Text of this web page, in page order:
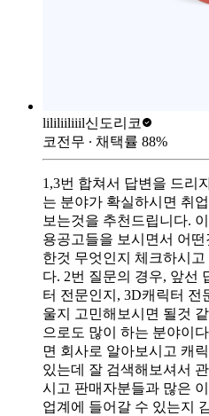
lililiiliiil신도리코
코전무 ∙ 채택률 88%
1,3번 합쳐서 답변을 드리
는 분야가 확실하시면 취
보는것을 추천드립니다.
용공고들을 보시면서 어
한것 무엇인지 체크하시
다. 2번 질문의 경우, 앞선
터 전문인지, 3D캐릭터 전
울지 고민해보시면 될것
으로도 많이 하는 분야이
면 회사로 알아보시고 캐
있는데 잘 검색해보셔서
시고 판매자분들과 많은
업계에 들어갈 수 있는지